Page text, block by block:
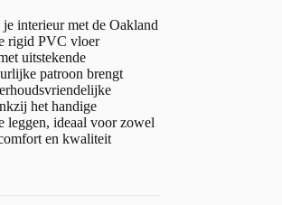
interieur met de Oakland
rigid PVC vloer
uitstekende
patroon brengt
het handige
leggen, ideaal voor zowel
en kwaliteit